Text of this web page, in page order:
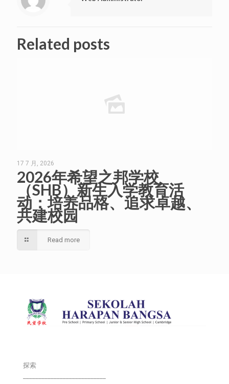
Related posts
17 7 月, 2026
2026年希望之邦学校
（SHB）新生入学教育活
动：培养品格、追求卓越、
共建校园
Read more
探索